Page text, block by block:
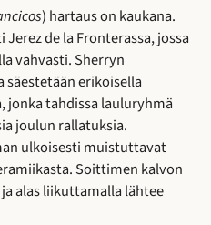
) hartaus on kaukana.
de la Fronterassa, jossa
vahvasti. Sherryn
erikoisella
tahdissa lauluryhmä
joulun rallatuksia.
ulkoisesti muistuttavat
Soittimen kalvon
alas liikuttamalla lähtee